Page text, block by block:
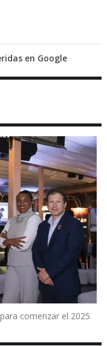
en Google
comenzar el 2025